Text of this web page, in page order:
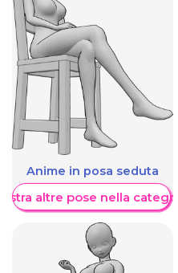
Anime in posa seduta
altre pose nella